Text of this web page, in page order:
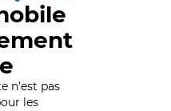
n’est pas
les